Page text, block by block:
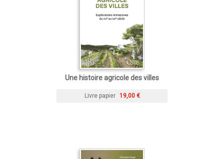
Une histoire agricole des villes
Livre papier 19,00 €